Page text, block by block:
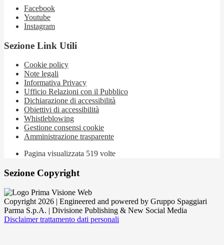
Facebook
Youtube
Instagram
Sezione Link Utili
Cookie policy
Note legali
Informativa Privacy
Ufficio Relazioni con il Pubblico
Dichiarazione di accessibilità
Obiettivi di accessibilità
Whistleblowing
Gestione consensi cookie
Amministrazione trasparente
Pagina visualizzata 519 volte
Sezione Copyright
Copyright 2026 | Engineered and powered by Gruppo Spaggiari
Parma S.p.A. | Divisione Publishing & New Social Media
Disclaimer trattamento dati personali